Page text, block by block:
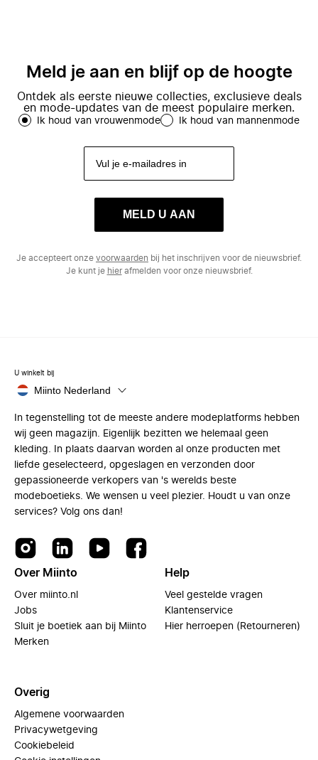
Meld je aan en blijf op de hoogte
Ontdek als eerste nieuwe collecties, exclusieve deals
en mode-updates van de meest populaire merken.
Ik houd van vrouwenmode Ik houd van mannenmode
MELD U AAN
Je accepteert onze voorwaarden bij het inschrijven voor de nieuwsbrief.
Je kunt je hierafmelden voor onze nieuwsbrief.
U winkelt bij
Miinto Nederland
In tegenstelling tot de meeste andere modeplatforms hebben
wij geen magazijn. Eigenlijk bezitten we helemaal geen
kleding. In plaats daarvan worden al onze producten met
liefde geselecteerd, opgeslagen en verzonden door
gepassioneerde verkopers van 's werelds beste
modeboetieks. We wensen u veel plezier. Houdt u van onze
services? Volg ons dan!
Over Miinto
Over miinto.nl
Jobs
Sluit je boetiek aan bij Miinto
Merken
Help
Veel gestelde vragen
Klantenservice
Hier herroepen (Retourneren)
Overig
Algemene voorwaarden
Privacywetgeving
Cookiebeleid